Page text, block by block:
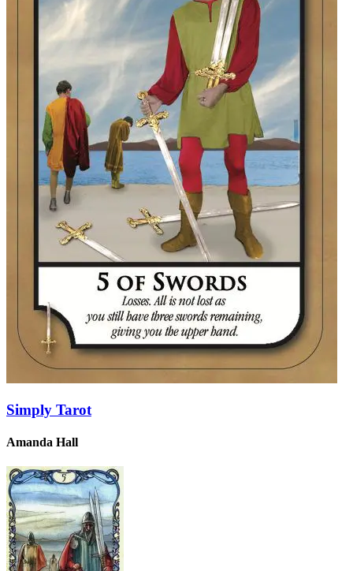
Simply Tarot
Amanda Hall